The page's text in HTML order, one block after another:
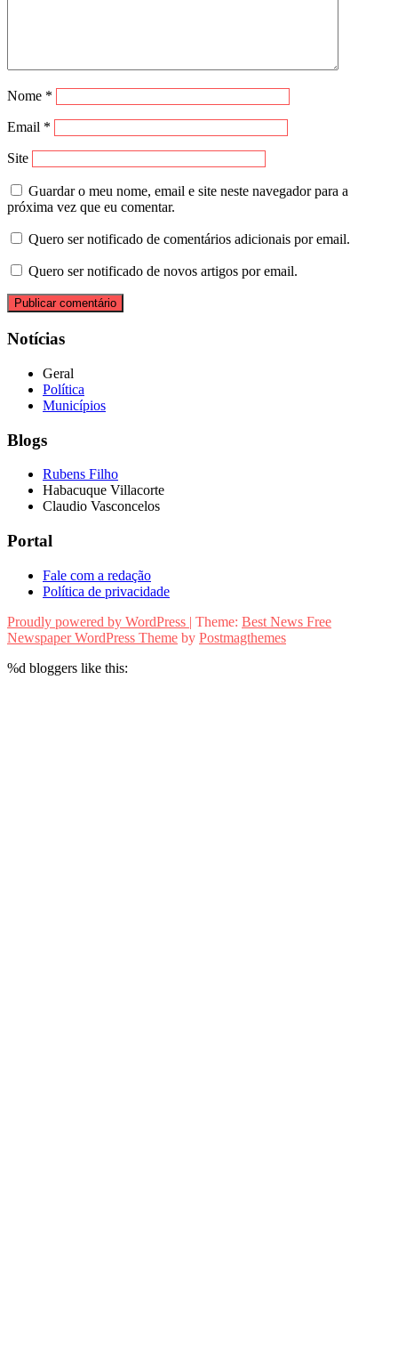
Nome *
Email *
Site
Guardar o meu nome, email e site neste navegador para a
próxima vez que eu comentar.
Quero ser notificado de comentários adicionais por email.
Quero ser notificado de novos artigos por email.
Notícias
Geral
Política
Municípios
Blogs
Rubens Filho
Habacuque Villacorte
Claudio Vasconcelos
Portal
Fale com a redação
Política de privacidade
Proudly powered by WordPress | Theme: Best News Free
Newspaper WordPress Theme by Postmagthemes
%d bloggers like this: